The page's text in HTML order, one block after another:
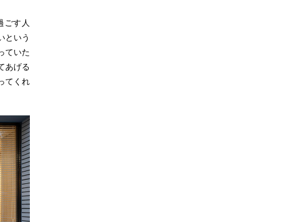
ごす人
という
ていた
あげる
てくれ